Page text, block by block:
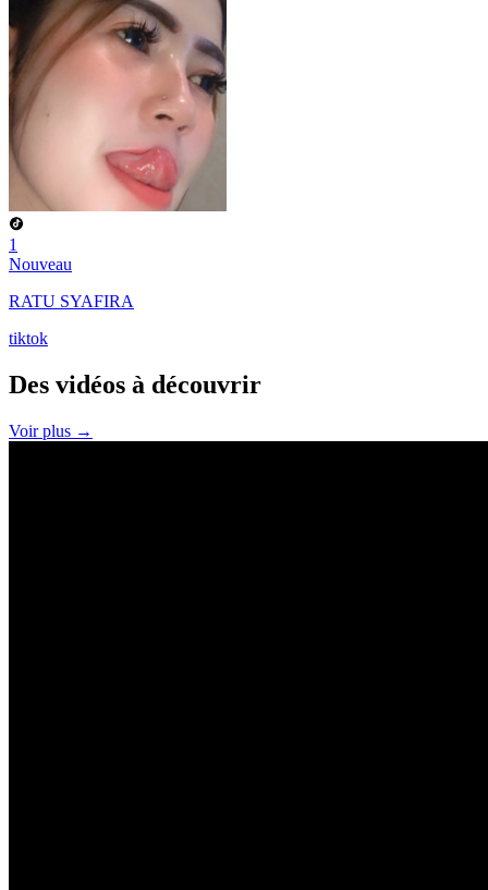
1
Nouveau
RATU SYAFIRA
tiktok
Des vidéos à découvrir
Voir plus →